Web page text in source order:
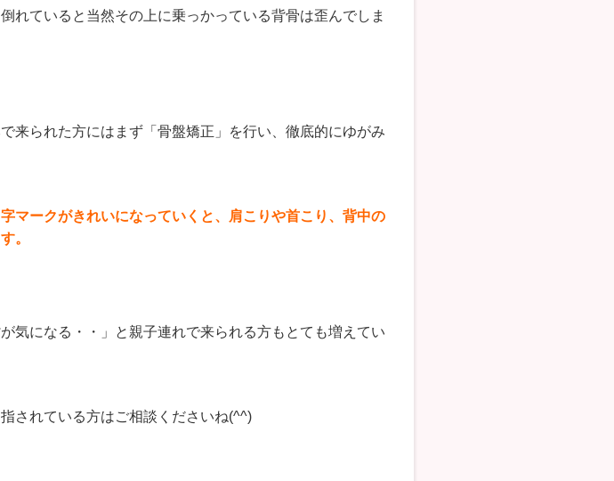
れていると当然その上に乗っかっている背骨は歪んでしま
来られた方にはまず「骨盤矯正」を行い、徹底的にゆがみ
マークがきれいになっていくと、肩こりや首こり、背中の
。
気になる・・」と親子連れで来られる方もとても増えてい
されている方はご相談くださいね(^^)